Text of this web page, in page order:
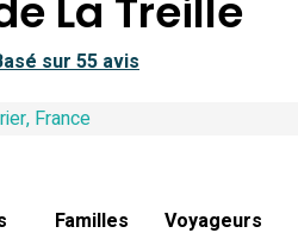
La Treille
sur 55 avis
France
Familles
Voyageurs